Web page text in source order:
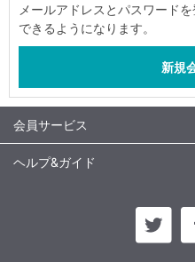
メールアドレスとパスワード
できるようになります。
会員サービス
ヘルプ&ガイド